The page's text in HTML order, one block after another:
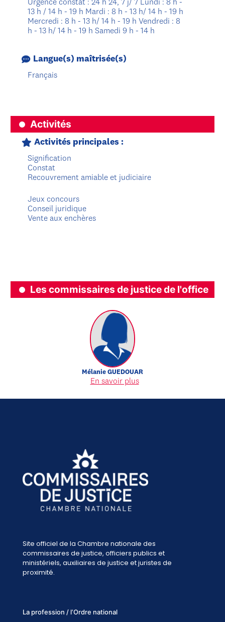
Urgence constat : 24 h 24, 7 j/ 7 Lundi : 8 h -
13 h / 14 h - 19 h Mardi : 8 h - 13 h/ 14 h - 19 h
Mercredi : 8 h - 13 h/ 14 h - 19 h Vendredi : 8
h - 13 h/ 14 h - 19 h Samedi 9 h - 14 h
Langue(s) maîtrisée(s)
Français
Activités
Activités principales :
Signification
Constat
Recouvrement amiable et judiciaire
Jeux concours
Conseil juridique
Vente aux enchères
Les commissaires de justice de l'office
Mélanie GUEDOUAR
En savoir plus
Site officiel de la Chambre nationale des
commissaires de justice, officiers publics et
ministériels, auxiliaires de justice et juristes de
proximité.
La profession / l’Ordre national